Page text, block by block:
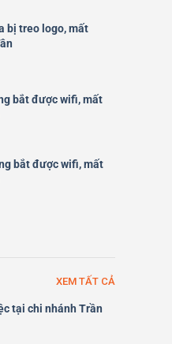
bị treo logo, mất
bắt được wifi, mất
bắt được wifi, mất
XEM TẤT CẢ
tại chi nhánh Trần